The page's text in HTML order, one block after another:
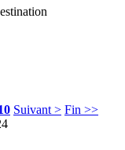
Suivant > Fin >>